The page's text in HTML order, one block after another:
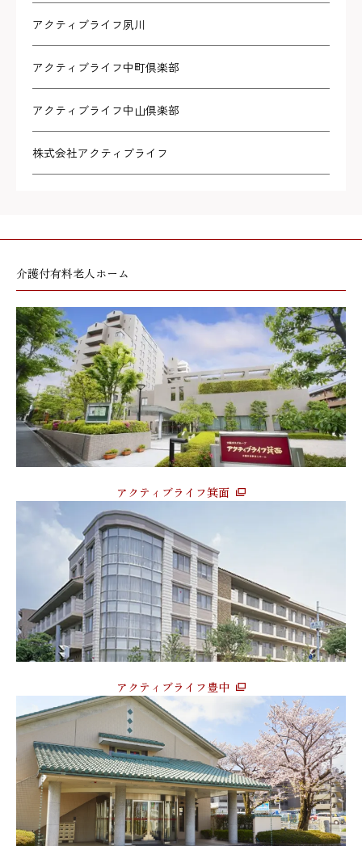
アクティブライフ夙川
アクティブライフ中町倶楽部
アクティブライフ中山倶楽部
株式会社アクティブライフ
介護付有料老人ホーム
アクティブライフ箕面
アクティブライフ豊中